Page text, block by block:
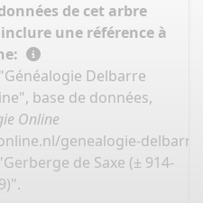
de cet arbre
une référence à
Delbarre
base de données,
Online
genealogie-
de Saxe (± 914-